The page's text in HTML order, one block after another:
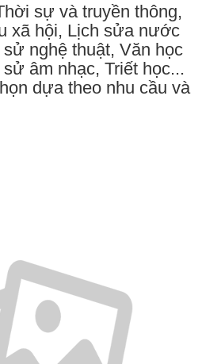
sự và truyền thông,
xã hội, Lịch sửa nước
nghệ thuật, Văn học
âm nhạc, Triết học...
dựa theo nhu cầu và